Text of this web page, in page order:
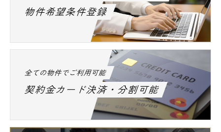
物件希望条件登録
全ての物件でご利用可能
契約金カード決済・分割可能